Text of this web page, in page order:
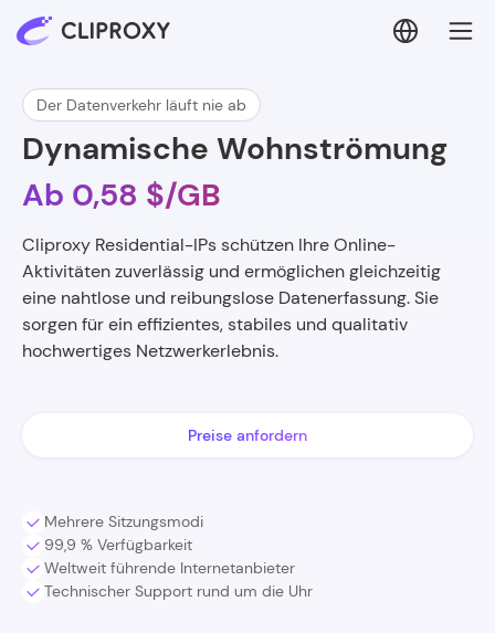
Der Datenverkehr läuft nie ab
Dynamische Wohnströmung
Ab 0,58 $/GB
Cliproxy Residential-IPs schützen Ihre Online-
Aktivitäten zuverlässig und ermöglichen gleichzeitig
eine nahtlose und reibungslose Datenerfassung. Sie
sorgen für ein effizientes, stabiles und qualitativ
hochwertiges Netzwerkerlebnis.
Preise anfordern
Mehrere Sitzungsmodi
99,9 % Verfügbarkeit
Weltweit führende Internetanbieter
Technischer Support rund um die Uhr